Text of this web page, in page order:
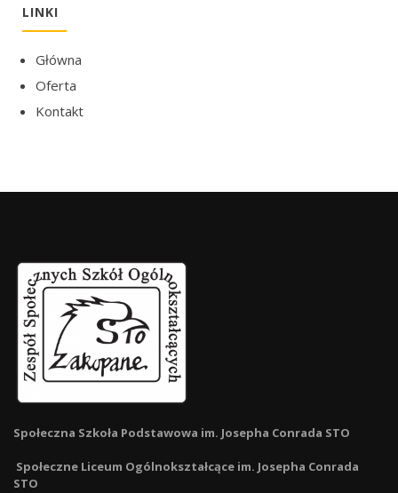
LINKI
Główna
Oferta
Kontakt
Społeczna Szkoła Podstawowa im. Josepha Conrada STO
Społeczne Liceum Ogólnokształcące im. Josepha Conrada
STO